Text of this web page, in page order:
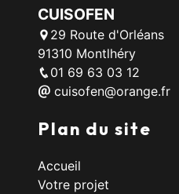
CUISOFEN
29 Route d'Orléans
91310 Montlhéry
01 69 63 03 12
cuisofen@orange.fr
Plan du site
Accueil
Votre projet